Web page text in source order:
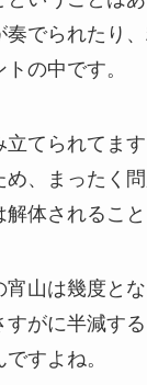
奏でられたり
の中です。
立てられてま
め、まったく
解体されること
山は幾度と
がに半減す
すよね。